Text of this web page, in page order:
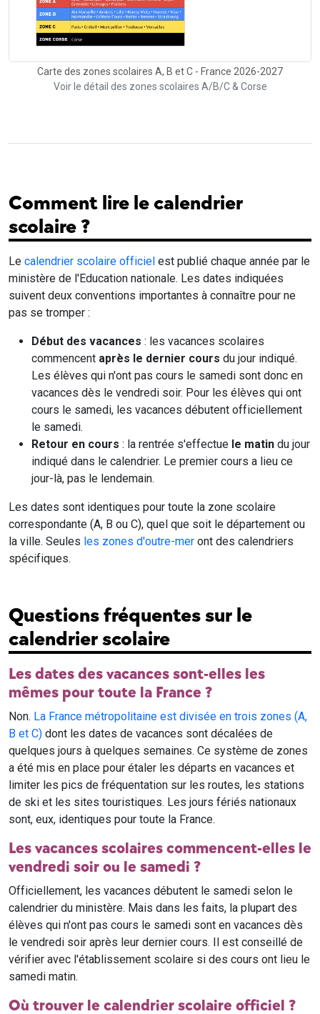
Carte des zones scolaires A, B et C - France 2026-2027
Voir le détail des zones scolaires A/B/C & Corse
Comment lire le calendrier
scolaire ?
Le calendrier scolaire officiel est publié chaque année par le
ministère de l'Education nationale. Les dates indiquées
suivent deux conventions importantes à connaître pour ne
pas se tromper :
Début des vacances : les vacances scolaires
commencent après le dernier cours du jour indiqué.
Les élèves qui n'ont pas cours le samedi sont donc en
vacances dès le vendredi soir. Pour les élèves qui ont
cours le samedi, les vacances débutent officiellement
le samedi.
Retour en cours : la rentrée s'effectue le matin du jour
indiqué dans le calendrier. Le premier cours a lieu ce
jour-là, pas le lendemain.
Les dates sont identiques pour toute la zone scolaire
correspondante (A, B ou C), quel que soit le département ou
la ville. Seules les zones d'outre-mer ont des calendriers
spécifiques.
Questions fréquentes sur le
calendrier scolaire
Les dates des vacances sont-elles les
mêmes pour toute la France ?
Non. La France métropolitaine est divisée en trois zones (A,
B et C) dont les dates de vacances sont décalées de
quelques jours à quelques semaines. Ce système de zones
a été mis en place pour étaler les départs en vacances et
limiter les pics de fréquentation sur les routes, les stations
de ski et les sites touristiques. Les jours fériés nationaux
sont, eux, identiques pour toute la France.
Les vacances scolaires commencent-elles le
vendredi soir ou le samedi ?
Officiellement, les vacances débutent le samedi selon le
calendrier du ministère. Mais dans les faits, la plupart des
élèves qui n'ont pas cours le samedi sont en vacances dès
le vendredi soir après leur dernier cours. Il est conseillé de
vérifier avec l'établissement scolaire si des cours ont lieu le
samedi matin.
Où trouver le calendrier scolaire officiel ?